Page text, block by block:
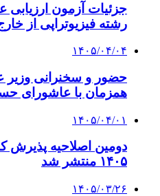
جزئیات آزمون ارزیابی
رشته فیزیوتراپی از
۱۴۰۵/۰۴/۰۴
حضور و سخنرانی وزیر
همزمان با عاشورای
۱۴۰۵/۰۴/۰۱
دومین اصلاحیه پذیرش
۱۴۰۵ منتشر شد
۱۴۰۵/۰۳/۲۶